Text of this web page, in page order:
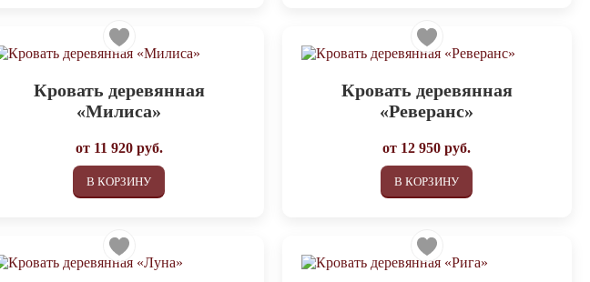
Кровать деревянная
«Милиса»
от 11 920руб.
В КОРЗИНУ
Кровать деревянная
«Реверанс»
от 12 950 руб.
В КОРЗИНУ